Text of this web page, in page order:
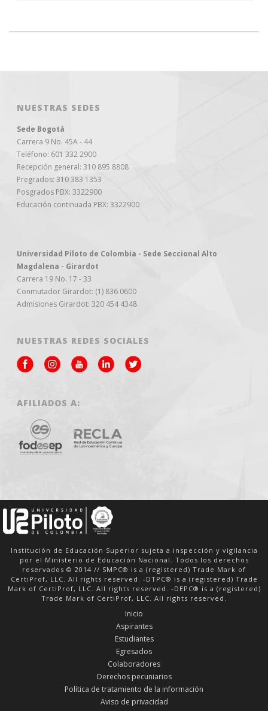
NUESTRAS SEDES
Sede Bogotá
Carrera 9 No. 45A - 44
Teléfono: 601 332 2900
Recepción general: 310 895 8808
Pregrados: 310 383 1353
Posgrados PBX: 3322900
Educación continuada PBX: 3322900
Universidad Piloto de Colombia - Sede Seccional Alto
Magdalena - Girardot
Carrera 19 No. 17 - 33
Conmutador Girardot: (1) 836 0600
Admisiones Girardot: 320 454 4348
NUESTRAS REDES SOCIALES
AFILIADOS A:
Institución de Educación Superior sujeta a inspección y vigilancia
por el Ministerio de Educación Nacional. Todos los derechos
reservados © 2014 // SMPC® is a (registered) Trade Mark of
CertiProf, LLC. All rights reserved. -DTPC® is a (registered) Trade
Mark of CertiProf, LLC. All rights reserved. -DEPC® is a (registered)
Trade Mark of CertiProf, LLC. All rights reserved.
Inicio
Aspirantes
Estudiantes
Egresados
Colaboradores
Derechos pecuniarios
Política de tratamiento de la información
Aviso de privacidad